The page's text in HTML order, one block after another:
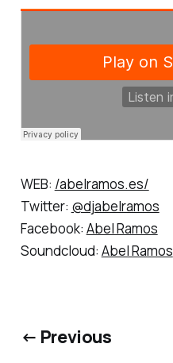
WEB: /abelramos.es/
Twitter: @djabelramos
Facebook: Abel Ramos
Soundcloud: Abel Ramos
← Previous